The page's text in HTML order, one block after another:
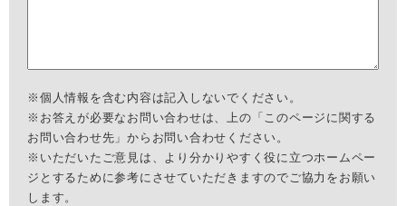
※個人情報を含む内容は記入しないでください。
※お答えが必要なお問い合わせは、上の「このページに関する
お問い合わせ先」からお問い合わせください。
※いただいたご意見は、より分かりやすく役に立つホームペー
ジとするために参考にさせていただきますのでご協力をお願い
します。